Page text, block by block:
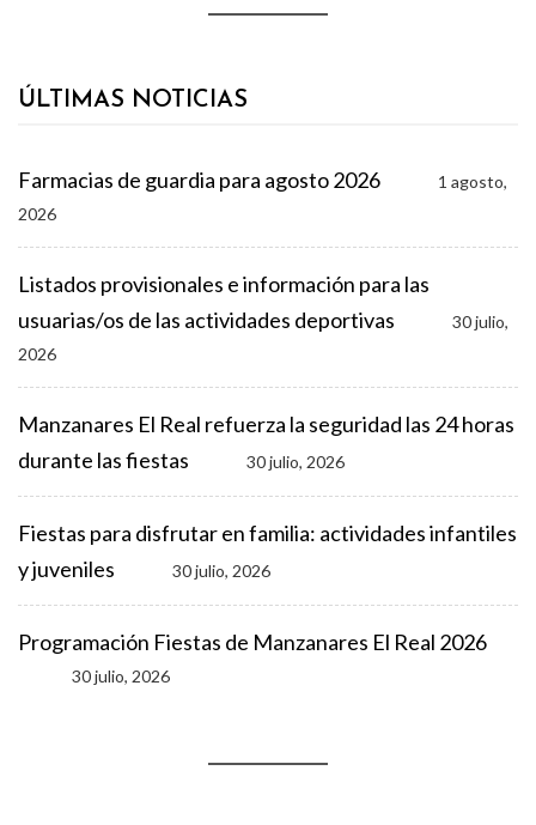
ÚLTIMAS NOTICIAS
Farmacias de guardia para agosto 2026
1 agosto,
2026
Listados provisionales e información para las
usuarias/os de las actividades deportivas
30 julio,
2026
Manzanares El Real refuerza la seguridad las 24 horas
durante las fiestas
30 julio, 2026
Fiestas para disfrutar en familia: actividades infantiles
y juveniles
30 julio, 2026
Programación Fiestas de Manzanares El Real 2026
30 julio, 2026